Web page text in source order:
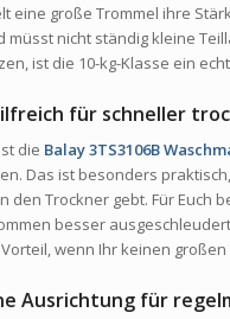
eine große Trommel ihre
nicht ständig kleine
ist die 10-kg-Klasse ein
für schneller
ist die Balay 3TS3106B
Das ist besonders
Trockner gebt. Für Euch
besser
wenn Ihr keinen
Ausrichtung für